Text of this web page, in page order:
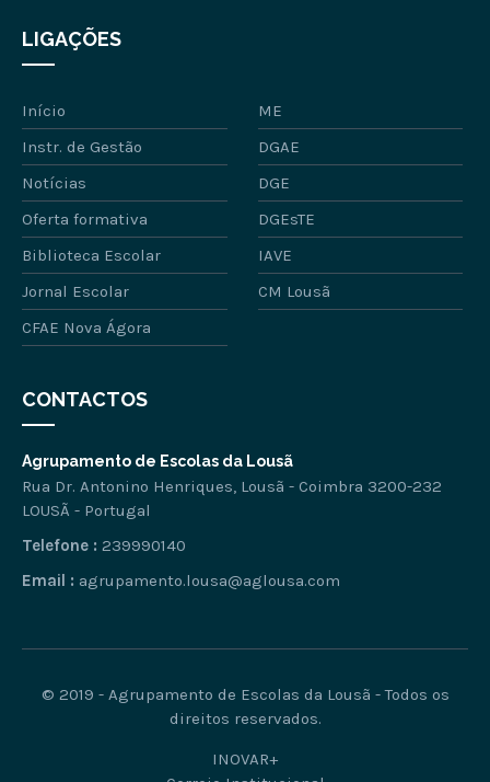
LIGAÇÕES
Início
ME
Instr. de Gestão
DGAE
Notícias
DGE
Oferta formativa
DGEsTE
Biblioteca Escolar
IAVE
Jornal Escolar
CM Lousã
CFAE Nova Ágora
CONTACTOS
Agrupamento de Escolas da Lousã
Rua Dr. Antonino Henriques, Lousã - Coimbra 3200-232
LOUSÃ - Portugal
Telefone : 239990140
Email : agrupamento.lousa@aglousa.com
© 2019 - Agrupamento de Escolas da Lousã - Todos os
direitos reservados.
INOVAR+